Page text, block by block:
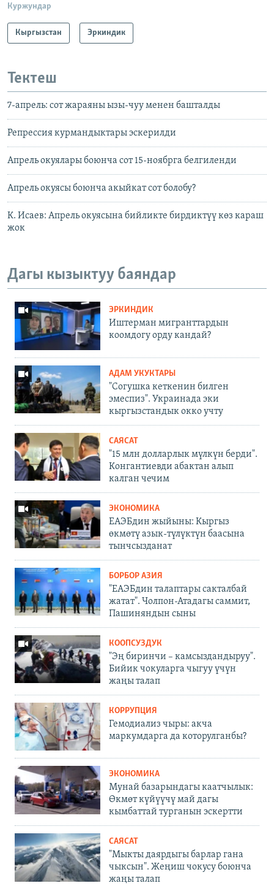
Куржундар
Кыргызстан Эркиндик
Тектеш
7-апрель: сот жараяны ызы-чуу менен башталды
Репрессия курмандыктары эскерилди
Апрель окуялары боюнча сот 15-ноябрга белгиленди
Апрель окуясы боюнча акыйкат сот болобу?
К. Исаев: Апрель окуясына бийликте бирдиктүү көз караш
жок
Дагы кызыктуу баяндар
ЭРКИНДИК
Иштерман мигранттардын
коомдогу орду кандай?
АДАМ УКУКТАРЫ
"Согушка кеткенин билген
эмеспиз". Украинада эки
кыргызстандык окко учту
САЯСАТ
"15 млн долларлык мүлкүн берди".
Конгантиевди абактан алып
калган чечим
ЭКОНОМИКА
ЕАЭБдин жыйыны: Кыргыз
өкмөтү азык-түлүктүн баасына
тынчсызданат
БОРБОР АЗИЯ
"ЕАЭБдин талаптары сакталбай
жатат". Чолпон-Атадагы саммит,
Пашиняндын сыны
КООПСУЗДУК
"Эң биринчи – камсыздандыруу".
Бийик чокуларга чыгуу үчүн
жаңы талап
КОРРУПЦИЯ
Гемодиализ чыры: акча
маркумдарга да которулганбы?
ЭКОНОМИКА
Мунай базарындагы каатчылык:
Өкмөт күйүүчү май дагы
кымбаттай турганын эскертти
САЯСАТ
"Мыкты даярдыгы барлар гана
чыксын". Жеңиш чокусу боюнча
жаңы талап